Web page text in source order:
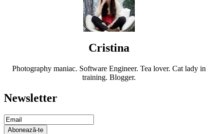
Cristina
Photography maniac. Software Engineer. Tea lover. Cat lady in
training. Blogger.
Newsletter
Email
Subscription
Abonează-te